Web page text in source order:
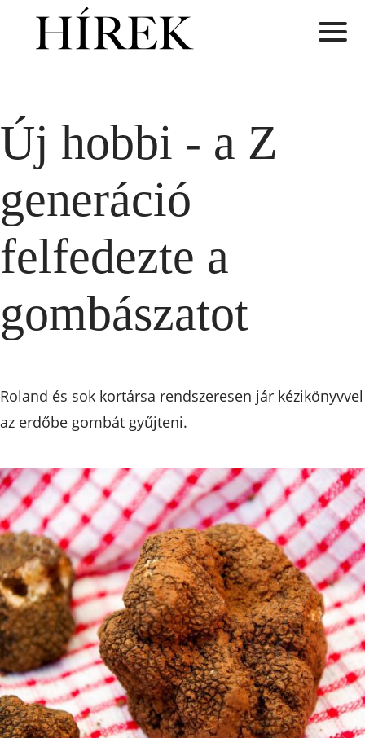
Új hobbi - a Z
generáció
felfedezte a
gombászatot
Roland és sok kortársa rendszeresen jár kézikönyvvel
az erdőbe gombát gyűjteni.